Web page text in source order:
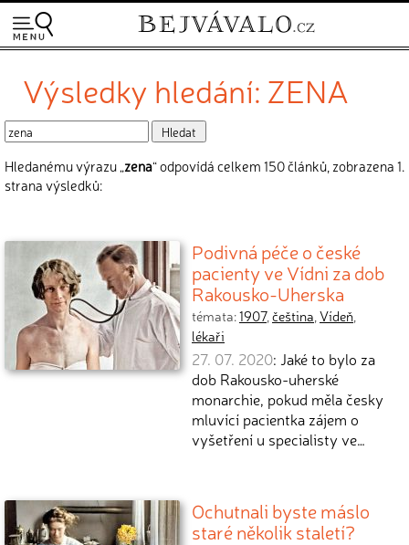
Výsledky hledání: ZENA
Hledanému výrazu „zena“ odpovídá celkem 150 článků, zobrazena 1.
strana výsledků:
Podivná péče o české
pacienty ve Vídni za dob
Rakousko-Uherska
témata:1907,čeština,Vídeň,
lékaři
27. 07. 2020: Jaké to bylo za
dob Rakousko-uherské
monarchie, pokud měla česky
mluvící pacientka zájem o
vyšetření u specialisty ve…
Ochutnali byste máslo
staré několik staletí?